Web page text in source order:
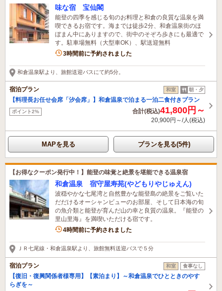
味な宿 宝仙閣
能登の四季を感じる旬のお料理と和倉の良質な温泉を満
喫できるお宿です。海までは徒歩2分、和倉温泉街のほ
ぼまん中にありますので、街中のそぞろ歩きにも最適で
す。駐車場無料（大型車OK）、駅送迎無料
3名がこの宿を見ています
3時間前に予約されました
和倉温泉駅より、旅館送迎バスにて約5分。
宿泊プラン 和室 朝・夕
【料理長お任せ会席「汐会席」】和倉温泉で泊まる一泊二食付きプラン
ポイント2% 合計(税込)41,800円～
20,900円～/人(税込)
MAPを見る プランを見る(5件)
【お得なクーポン発行中！】能登の味覚と絶景を堪能できる温泉宿
和倉温泉 宿守屋寿苑(やどもりやじゅえん)
波穏やかな七尾湾と自然豊かな能登島の絶景をご覧いた
だだけるオーシャンビューのお部屋、そして日本海の旬
の魚介類と能登が育んだ山の幸と良質の温泉。『能登の
里山里海』を満喫いただける宿です。
1名がこの宿を見ています
4時間前に予約されました
ＪＲ七尾線・和倉温泉駅より、旅館無料送迎バスで５分
宿泊プラン 和室 食事なし
【復旧・復興関係者様専用】【素泊まり】～和倉温泉でひとときのやす
らぎを～